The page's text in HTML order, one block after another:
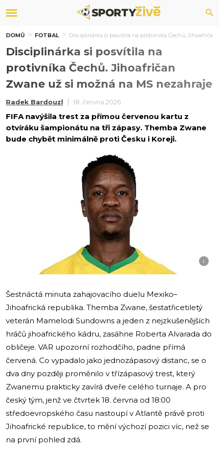
DOMŮ FOTBAL Disciplinárka si posvítila na protivníka Čechů.
Disciplinárka si posvítila na
protivníka Čechů. Jihoafričan
Zwane už si možná na MS nezahraje
Radek Bardouzl 18. června 2026
FIFA navýšila trest za přímou červenou kartu z
otvíráku šampionátu na tři zápasy. Themba Zwane
bude chybět minimálně proti Česku i Koreji.
i
Šestnáctá minuta zahajovacího duelu Mexiko–
Jihoafrická republika. Themba Zwane, šestatřicetiletý
veterán Mamelodi Sundowns a jeden z nejzkušenějších
hráčů jihoafrického kádru, zasáhne Roberta Alvarada do
obličeje. VAR upozorní rozhodčího, padne přímá
červená. Co vypadalo jako jednozápasový distanc, se o
dva dny později proměnilo v třízápasový trest, který
Zwanemu prakticky zavírá dveře celého turnaje. A pro
český tým, jenž ve čtvrtek 18. června od 18:00
středoevropského času nastoupí v Atlantě právě proti
Jihoafrické republice, to mění výchozí pozici víc, než se
na první pohled zdá.